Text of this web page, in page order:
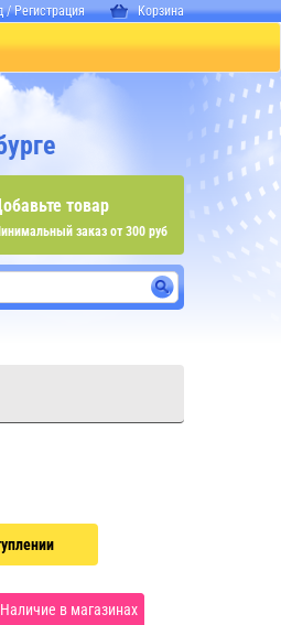
/Регистрация Корзина
товар
заказ от 300 руб
Наличие в магазинах